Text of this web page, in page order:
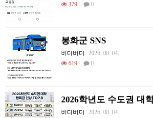
379
0
봉화군 SNS
버디버디
2026. 08. 04.
619
0
버디버디
2026. 08. 04.